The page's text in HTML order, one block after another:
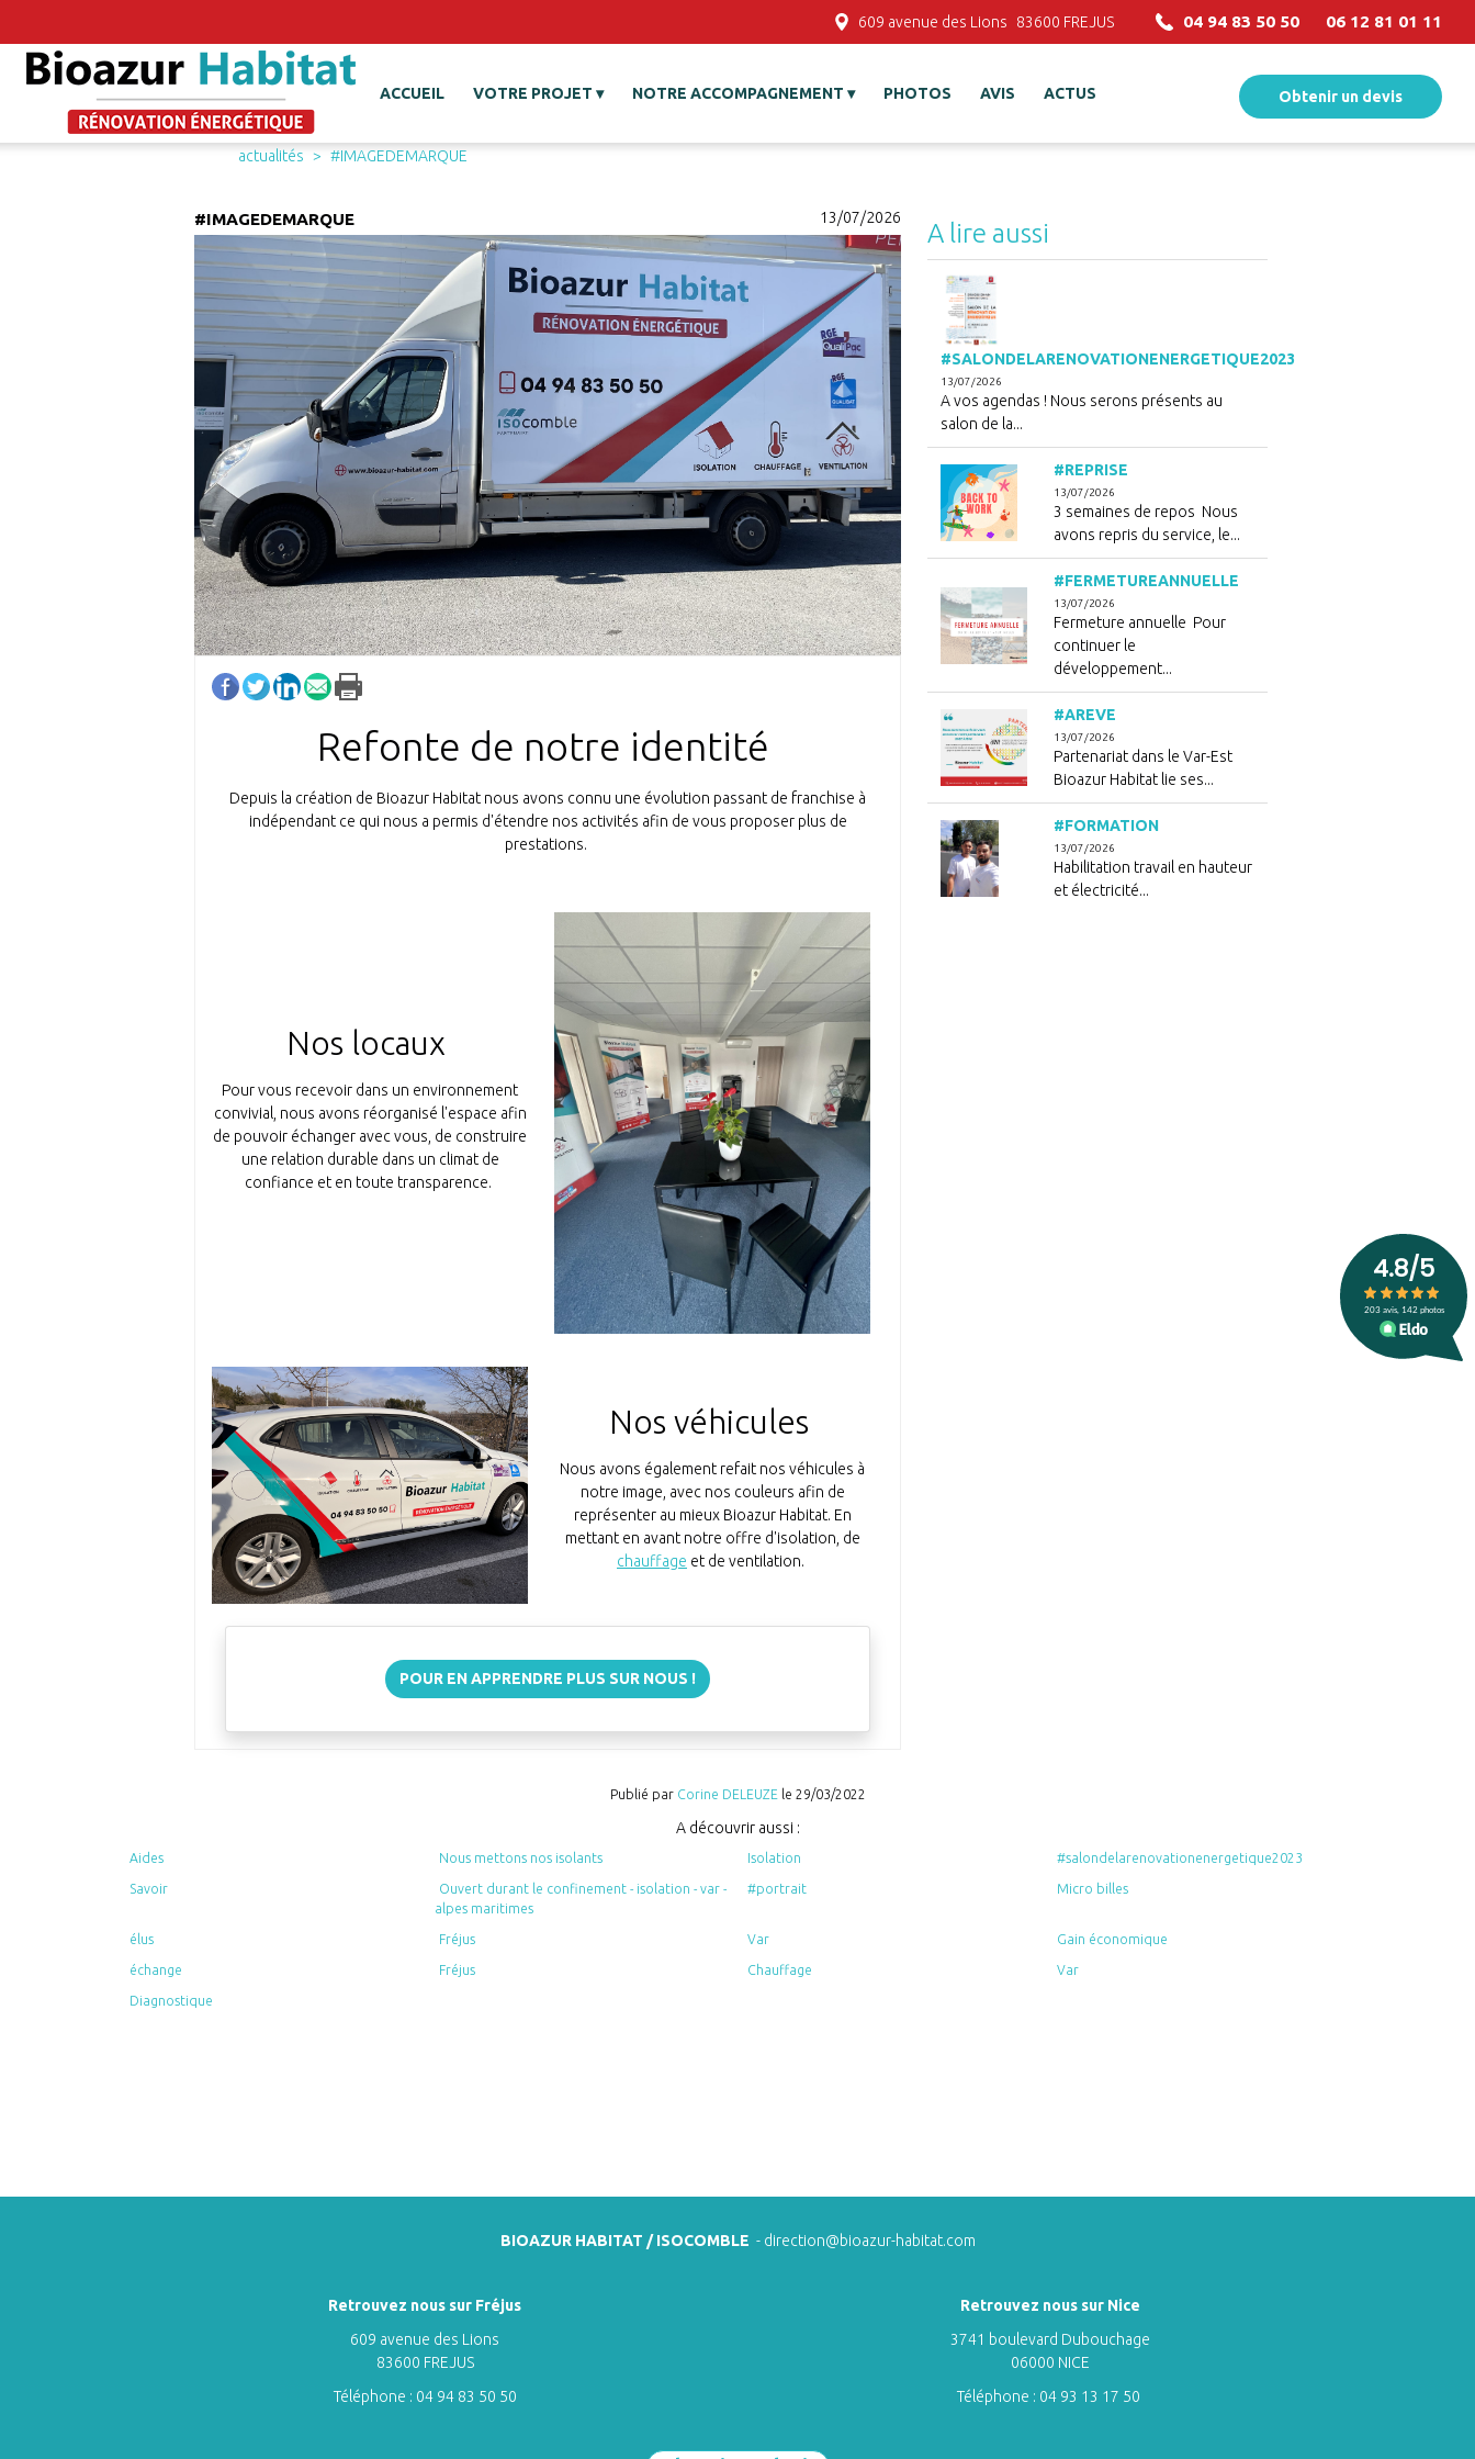
Obtenir un devis
609 avenue des Lions 83600 FREJUS 04 94 83 50 50 06 12 81 01 11
ACCUEIL VOTRE PROJET NOTRE ACCOMPAGNEMENT PHOTOS AVIS ACTUS
actualités #IMAGEDEMARQUE
#IMAGEDEMARQUE 13/07/2026
Refonte de notre identité
Depuis la création de Bioazur Habitat nous avons connu une évolution passant de franchise à
indépendant ce qui nous a permis d'étendre nos activités afin de vous proposer plus de
prestations.
Nos locaux
Pour vous recevoir dans un environnement
convivial, nous avons réorganisé l'espace afin
de pouvoir échanger avec vous, de construire
une relation durable dans un climat de
confiance et en toute transparence.
Nos véhicules
Nous avons également refait nos véhicules à
notre image, avec nos couleurs afin de
représenter au mieux Bioazur Habitat. En
mettant en avant notre offre d'isolation, de
chauffage et de ventilation.
POUR EN APPRENDRE PLUS SUR NOUS !
A lire aussi
#SALONDELARENOVATIONENERGETIQUE2023
13/07/2026
A vos agendas ! Nous serons présents au
salon de la...
#REPRISE
13/07/2026
3 semaines de repos Nous
avons repris du service, le...
#FERMETUREANNUELLE
13/07/2026
Fermeture annuelle Pour
continuer le
développement...
#AREVE
13/07/2026
Partenariat dans le Var-Est
Bioazur Habitat lie ses...
#FORMATION
13/07/2026
Habilitation travail en hauteur
et électricité...
Publié par Corine DELEUZE le 29/03/2022
A découvrir aussi :
Aides Nous mettons nos isolants Isolation #salondelarenovationenergetique2023
Savoir
Ouvert durant le confinement - isolation - var -
alpes maritimes
#portrait Micro billes
élus Fréjus Var Gain économique
échange Fréjus Chauffage Var
Diagnostique
BIOAZUR HABITAT / ISOCOMBLE - direction@bioazur-habitat.com
Retrouvez nous sur Fréjus
609 avenue des Lions
83600 FREJUS
Téléphone : 04 94 83 50 50
Retrouvez nous sur Nice
3741 boulevard Dubouchage
06000 NICE
Téléphone : 04 93 13 17 50